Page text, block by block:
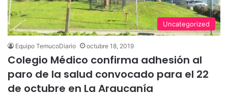
Uncategorized
Equipo TemucoDiario octubre 18, 2019
Colegio Médico confirma adhesión al
paro de la salud convocado para el 22
de octubre en La Araucanía